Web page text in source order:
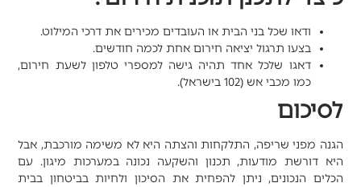
ודאו שכל בני הבית או העובדים מכירים את דרכי המילוט.
בצעו תרגול יציאה חירום אחת לכמה חודשים.
דאגו שלכל אחד תהיה גישה למספרי טלפון לשעת חירום,
כמו מכבי אש (102 בישראל).
לסיכום
הגנה מפני שריפה, התלקחות והצתה היא לא משימה מורכבת, אבל
היא דורשת מודעות, תכנון והשקעה נכונה במערכות מיגון. עם
הכלים הנכונים, ניתן להפחית את הסיכון ולחיות בביטחון בבית